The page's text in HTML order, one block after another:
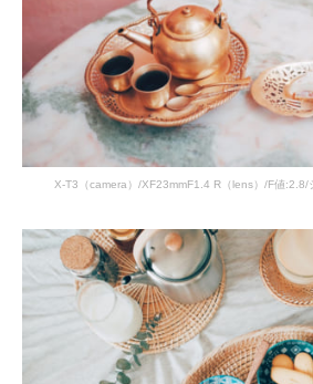
X-T3（camera）/XF23mmF1.4 R（lens）/F値:2.8/